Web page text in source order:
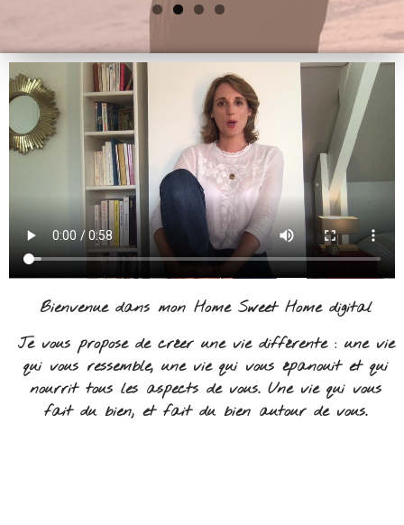
Bienvenue dans mon Home Sweet Home digital
Je vous propose de créer une vie différente : une vie
qui vous ressemble, une vie qui vous épanouit et qui
nourrit tous les aspects de vous. Une vie qui vous
fait du bien, et fait du bien autour de vous.